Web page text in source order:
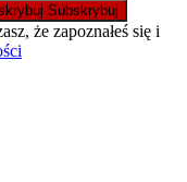
Subskrybuj
że zapoznałeś się i